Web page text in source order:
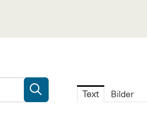
Text Bilder